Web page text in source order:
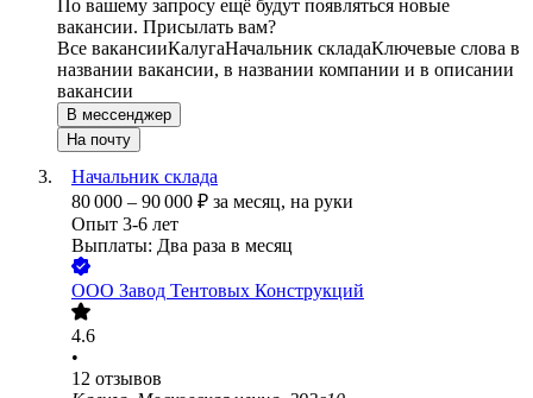
По вашему запросу ещё будут появляться новые
вакансии. Присылать вам?
Все вакансииКалугаНачальник складаКлючевые слова в
названии вакансии, в названии компании и в описании
вакансии
В мессенджер
На почту
Начальник склада
80 000 – 90 000 ₽ за месяц, на руки
Опыт 3-6 лет
Выплаты: Два раза в месяц
ООО Завод Тентовых Конструкций
4.6
•
12 отзывов